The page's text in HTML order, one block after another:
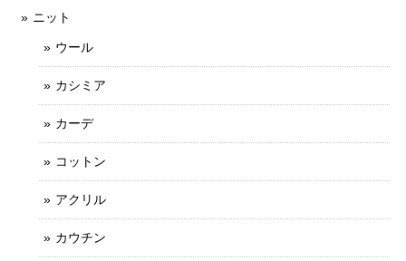
ニット
ウール
カシミア
カーデ
コットン
アクリル
カウチン